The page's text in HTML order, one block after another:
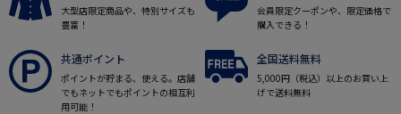
大型店限定商品や、特別サイズも
豊富！
会員限定クーポンや、限定価格で
購入できる！
共通ポイント
ポイントが貯まる、使える。店舗
でもネットでもポイントの相互利
用可能！
全国送料無料
5,000円（税込）以上のお買い上
げで送料無料